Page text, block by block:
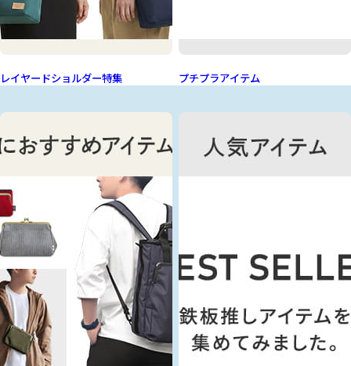
レイヤードショルダー特集 プチプラアイテム